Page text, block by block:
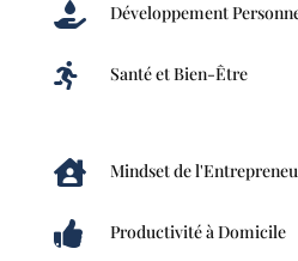
 Développement
 Santé et Bien-Être
 Mindset de
 Productivité à Domicile